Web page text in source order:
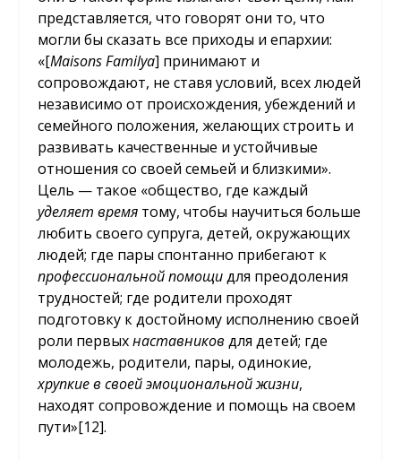
представляется, что говорят они то, что
могли бы сказать все приходы и епархии:
«[Maisons Familya] принимают и
сопровождают, не ставя условий, всех людей
независимо от происхождения, убеждений и
семейного положения, желающих строить и
развивать качественные и устойчивые
отношения со своей семьей и близкими».
Цель — такое «общество, где каждый
уделяет время тому, чтобы научиться больше
любить своего супруга, детей, окружающих
людей; где пары спонтанно прибегают к
профессиональной помощидля преодоления
трудностей; где родители проходят
подготовку к достойному исполнению своей
роли первыхнаставников для детей; где
молодежь, родители, пары, одинокие,
хрупкие в своей эмоциональной жизни,
находят сопровождение и помощь на своем
пути»[12].